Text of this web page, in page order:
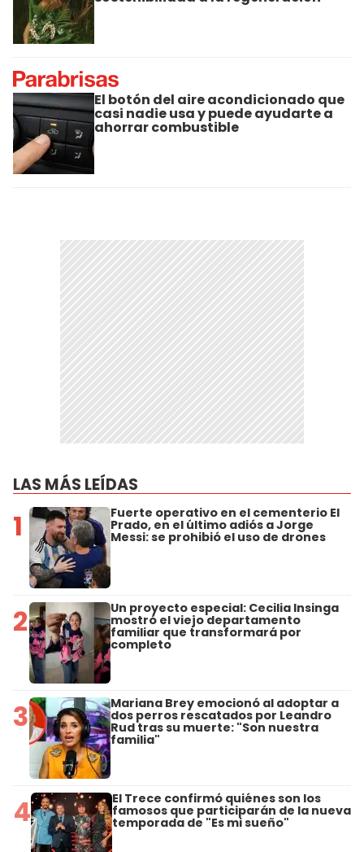
El botón del aire acondicionado que
casi nadie usa y puede ayudarte a
ahorrar combustible
LAS MÁS LEÍDAS
1 Fuerte operativo en el cementerio El
Prado, en el último adiós a Jorge
Messi: se prohibió el uso de drones
2 Un proyecto especial: Cecilia Insinga
mostró el viejo departamento
familiar que transformará por
completo
3 Mariana Brey emocionó al adoptar a
dos perros rescatados por Leandro
Rud tras su muerte: "Son nuestra
familia"
4 El Trece confirmó quiénes son los
famosos que participarán de la nueva
temporada de "Es mi sueño"